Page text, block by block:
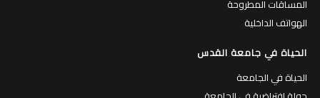
المساقات المطروحة
الهواتف الداخلية
الحياة في جامعة القدس
الحياة في الجامعة